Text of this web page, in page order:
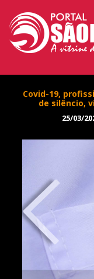
Covid-19,
de silêncio,
25/03/